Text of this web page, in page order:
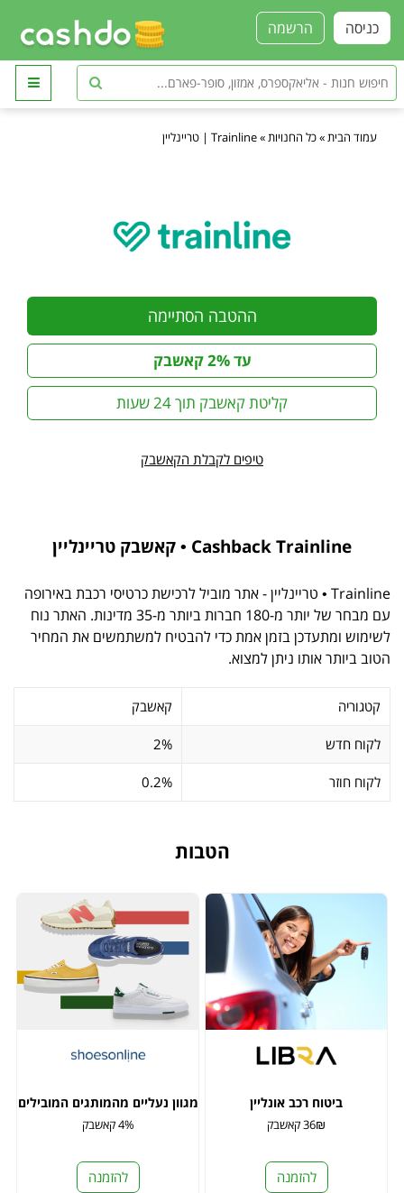
הרשמה כניסה
עמוד הבית »כל החנויות »Trainline | טריינליין
ההטבה הסתיימה
עד 2% קאשבק
קליטת קאשבק תוך 24 שעות
טיפים לקבלת הקאשבק
Cashback Trainline • קאשבק טריינליין
Trainline • טריינליין - אתר מוביל לרכישת כרטיסי רכבת באירופה
עם מבחר של יותר מ-180 חברות ביותר מ-35 מדינות. האתר נוח
לשימוש ומתעדכן בזמן אמת כדי להבטיח למשתמשים את המחיר
הטוב ביותר אותו ניתן למצוא.
קטגוריה קאשבק
לקוח חדש 2%
לקוח חוזר 0.2%
הטבות
ביטוח רכב אונליין
36₪ קאשבק
להזמנה
מגוון נעליים מהמותגים המובילים
4% קאשבק
להזמנה